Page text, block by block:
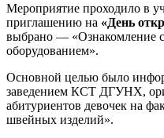
Мероприятие проходило в
приглашению на «День
выбрано —
оборудованием».
Основной целью было
заведением КСТ ДГУНХ,
абитуриентов девочек на
швейных изделий».